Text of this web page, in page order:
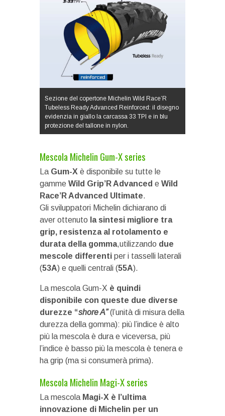
Sezione del copertone Michelin Wild Race’R
Tubeless Ready Advanced Reinforced: il disegno
evidenzia in giallo la carcassa 33 TPI e in blu
protezione del tallone in nylon.
Mescola Michelin Gum-X series
La Gum-X è disponibile su tutte le
gamme Wild Grip’R Advanced e Wild
Race’R Advanced Ultimate.
Gli sviluppatori Michelin dichiarano di
aver ottenuto la sintesi migliore tra
grip, resistenza al rotolamento e
durata della gomma,utilizzando due
mescole differenti per i tasselli laterali
(53A) e quelli centrali (55A).
La mescola Gum-X è quindi
disponibile con queste due diverse
durezze “shore A”(l’unità di misura della
durezza della gomma): più l’indice è alto
più la mescola è dura e viceversa, più
l’indice è basso più la mescola è tenera e
ha grip (ma si consumerà prima).
Mescola Michelin Magi-X series
La mescola Magi-X è l’ultima
innovazione di Michelin per un